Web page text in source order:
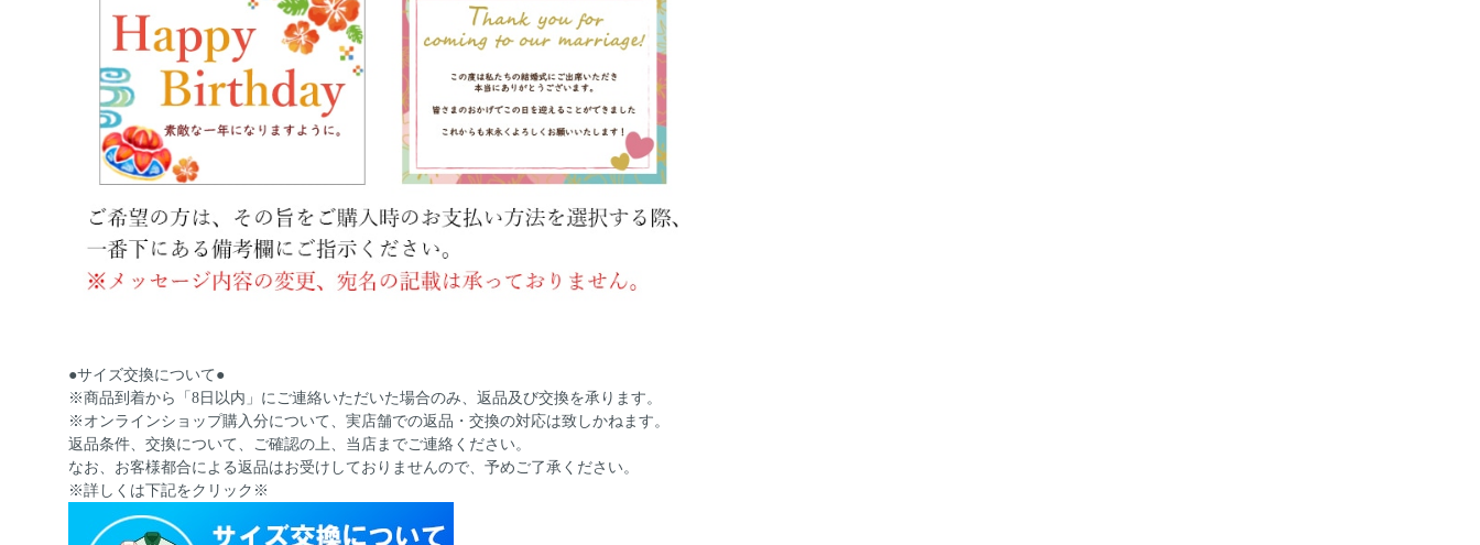
●サイズ交換について●
※商品到着から「8日以内」にご連絡いただいた場合のみ、返品及び交換を承ります。
※オンラインショップ購入分について、実店舗での返品・交換の対応は致しかねます。
返品条件、交換について、ご確認の上、当店までご連絡ください。
なお、お客様都合による返品はお受けしておりませんので、予めご了承ください。
※詳しくは下記をクリック※